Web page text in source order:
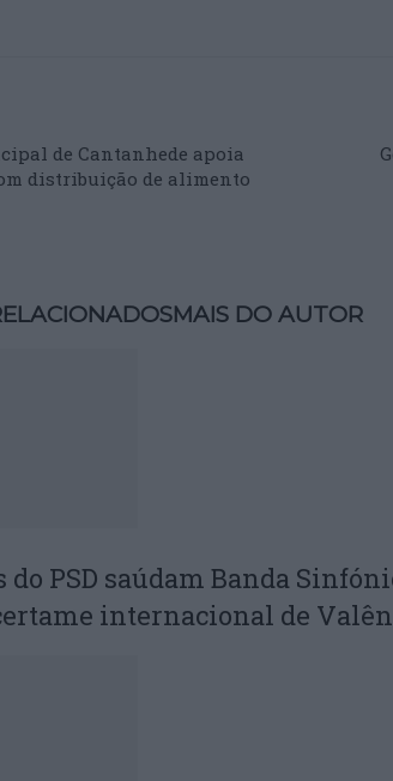
de Cantanhede apoia
distribuição de alimento
MAIS DO AUTOR
do PSD saúdam Banda
internacional de